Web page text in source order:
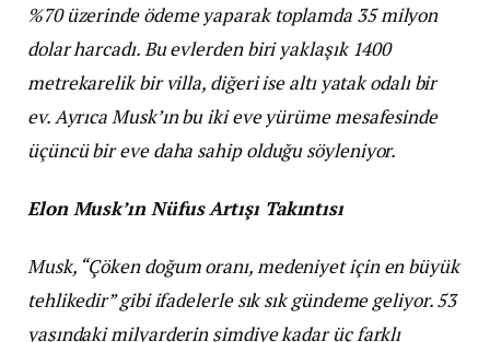
%70 üzerinde ödeme yaparak toplamda 35 milyon
dolar harcadı. Bu evlerden biri yaklaşık 1400
metrekarelik bir villa, diğeri ise altı yatak odalı bir
ev. Ayrıca Musk’ın bu iki eve yürüme mesafesinde
üçüncü bir eve daha sahip olduğu söyleniyor.
Elon Musk’ın Nüfus Artışı Takıntısı
Musk, “Çöken doğum oranı, medeniyet için en büyük
tehlikedir” gibi ifadelerle sık sık gündeme geliyor. 53
yaşındaki milyarderin şimdiye kadar üç farklı